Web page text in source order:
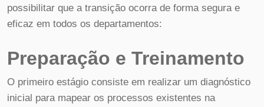
possibilitar que a transição ocorra de forma segura e
eficaz em todos os departamentos:
Preparação e Treinamento
O primeiro estágio consiste em realizar um diagnóstico
inicial para mapear os processos existentes na